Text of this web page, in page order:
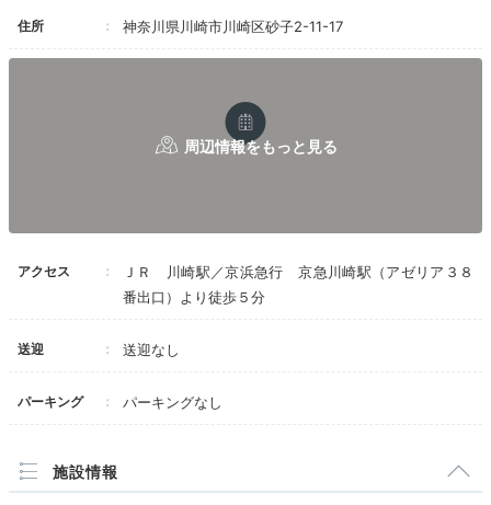
住所 神奈川県川崎市川崎区砂子2-11-17
アクセス
ＪＲ 川崎駅／京浜急行 京急川崎駅（アゼリア３８
番出口）より徒歩５分
送迎 送迎なし
パーキング パーキングなし
施設情報